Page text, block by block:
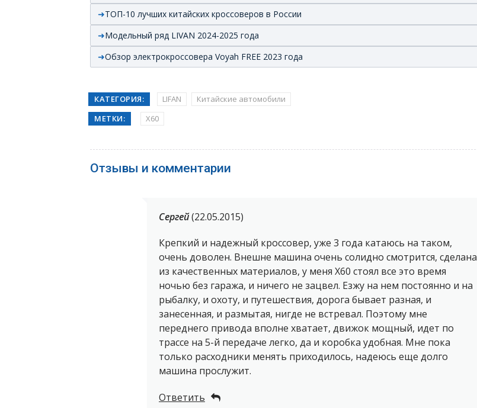
ТОП-10 лучших китайских кроссоверов в России
Модельный ряд LIVAN 2024-2025 года
Обзор электрокроссовера Voyah FREE 2023 года
КАТЕГОРИЯ: LIFAN
Китайские автомобили
МЕТКИ:
X60
Отзывы и комментарии
Сергей(22.05.2015)
Крепкий и надежный кроссовер, уже 3 года катаюсь на таком,
очень доволен. Внешне машина очень солидно смотрится, сделана
из качественных материалов, у меня Х60 стоял все это время
ночью без гаража, и ничего не зацвел. Езжу на нем постоянно и на
рыбалку, и охоту, и путешествия, дорога бывает разная, и
занесенная, и размытая, нигде не встревал. Поэтому мне
переднего привода вполне хватает, движок мощный, идет по
трассе на 5-й передаче легко, да и коробка удобная. Мне пока
только расходники менять приходилось, надеюсь еще долго
машина прослужит.
Ответить